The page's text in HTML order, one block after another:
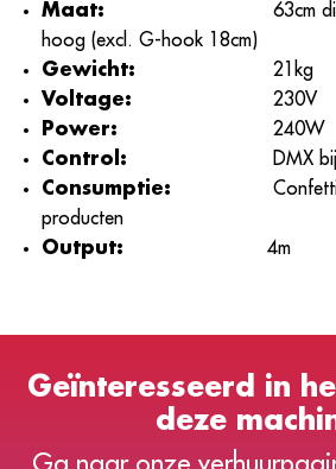
Maat:
63cm
hoog (excl. G-hook 18cm)
Gewicht:
21kg
Voltage:
230V
Power:
240W
Control:
DMX
Consumptie:
producten
Output:
4m
Geïnteresseerd in
deze